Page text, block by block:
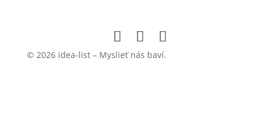
© 2026 idea-list – Myslieť nás baví.